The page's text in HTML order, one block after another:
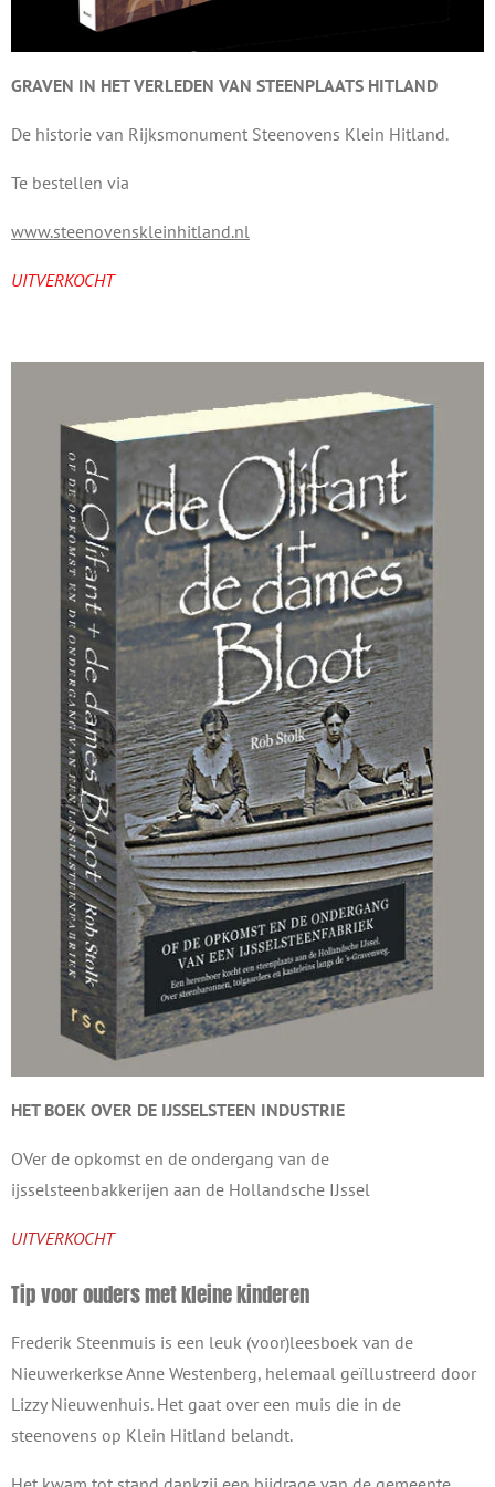
GRAVEN IN HET VERLEDEN VAN STEENPLAATS HITLAND
De historie van Rijksmonument Steenovens Klein Hitland.
Te bestellen via
www.steenovenskleinhitland.nl
UITVERKOCHT
HET BOEK OVER DE IJSSELSTEEN INDUSTRIE
OVer de opkomst en de ondergang van de
ijsselsteenbakkerijen aan de Hollandsche IJssel
UITVERKOCHT
Tip voor ouders met kleine kinderen
Frederik Steenmuis is een leuk (voor)leesboek van de
Nieuwerkerkse Anne Westenberg, helemaal geïllustreerd door
Lizzy Nieuwenhuis. Het gaat over een muis die in de
steenovens op Klein Hitland belandt.